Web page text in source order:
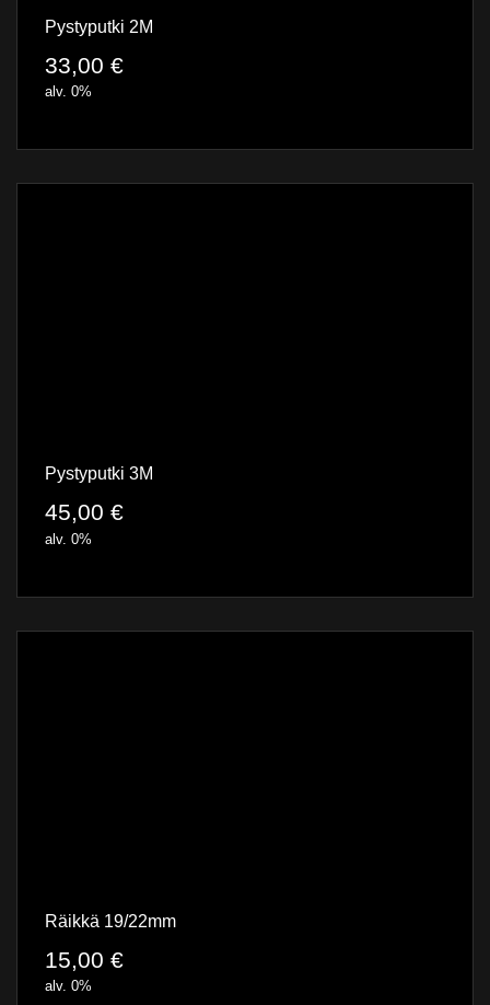
Pystyputki 2M
33,00 €
alv. 0%
Pystyputki 3M
45,00 €
alv. 0%
Räikkä 19/22mm
15,00 €
alv. 0%